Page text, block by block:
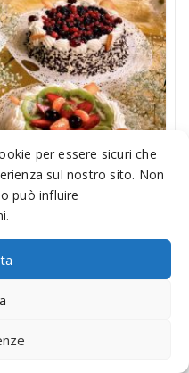
per essere sicuri che
sul nostro sito. Non
può influire
Dolce
Artigiano del
della pasticceria